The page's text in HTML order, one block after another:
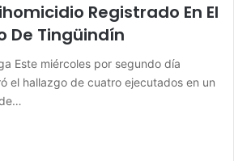
Registrado En El
De Tingüindín
Este miércoles por segundo día
el hallazgo de cuatro ejecutados en un